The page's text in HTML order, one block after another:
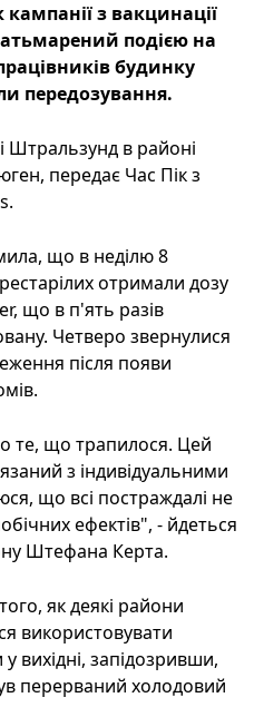
з вакцинації
подією на
будинку
передозування.
Штральзунд в районі
передає Час Пік з
що в неділю 8
отримали дозу
що в п'ять разів
Четверо звернулися
після появи
те, що трапилося. Цей
з індивідуальними
що всі постраждалі не
ефектів", - йдеться
Штефана Керта.
як деякі райони
використовувати
вихідні, запідозривши,
перерваний холодовий